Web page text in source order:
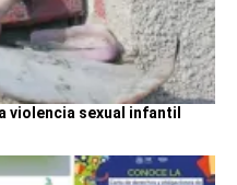
violencia sexual infantil